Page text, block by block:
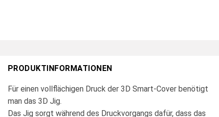
PRODUKTINFORMATIONEN
Für einen vollflächigen Druck der 3D Smart-Cover benötigt
man das 3D Jig.
Das Jig sorgt während des Druckvorgangs dafür, dass das